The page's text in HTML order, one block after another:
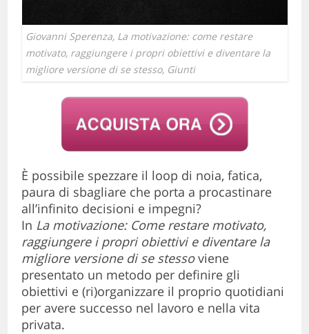
Giovanni Sperenza, La motivazione: come restare
motivato, raggiungere i propri obiettivi e diventare la
migliore versione di se stesso, Giunti
È possibile spezzare il loop di noia, fatica,
paura di sbagliare che porta a procastinare
all’infinito decisioni e impegni?
In La motivazione: Come restare motivato,
raggiungere i propri obiettivi e diventare la
migliore versione di se stessoviene
presentato un metodo per definire gli
obiettivi e (ri)organizzare il proprio quotidiani
per avere successo nel lavoro e nella vita
privata.